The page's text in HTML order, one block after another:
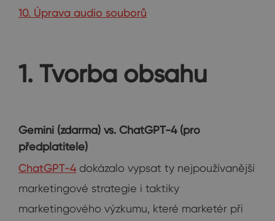
10. Úprava audio souborů
1. Tvorba obsahu
Gemini (zdarma) vs. ChatGPT-4 (pro
předplatitele)
ChatGPT-4 dokázalo vypsat ty nejpoužívanější
marketingové strategie i taktiky
marketingového výzkumu, které marketér při